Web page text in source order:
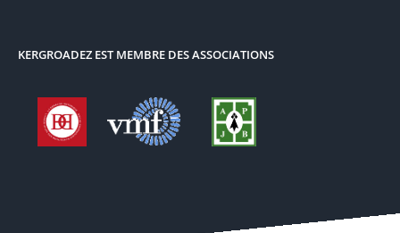
KERGROADEZ EST MEMBRE DES ASSOCIATIONS